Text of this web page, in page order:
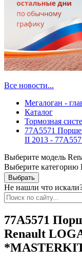
Все новости...
Мегалоган -
Каталог
Тормозная
77A5571
II 2013 -
Выберите модель
Выберите категорию
Не нашли что
77A5571
Renault